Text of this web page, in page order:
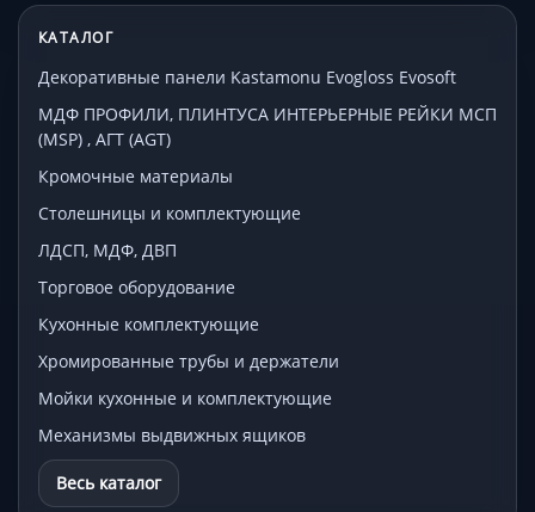
КАТАЛОГ
Декоративные панели Kastamonu Evogloss Evosoft
МДФ ПРОФИЛИ, ПЛИНТУСА ИНТЕРЬЕРНЫЕ РЕЙКИ МСП
(MSP) , АГТ (AGT)
Кромочные материалы
Столешницы и комплектующие
ЛДСП, МДФ, ДВП
Торговое оборудование
Кухонные комплектующие
Хромированные трубы и держатели
Мойки кухонные и комплектующие
Механизмы выдвижных ящиков
Весь каталог